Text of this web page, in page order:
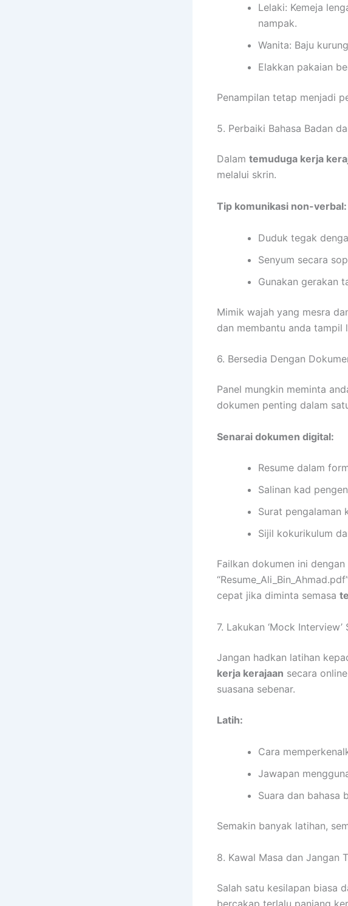
Lelaki: Kemeja
nampak.
Wanita: Baju
Elakkan pakaian
Penampilan tetap menjadi
5. Perbaiki Bahasa Badan
Dalam temuduga kerja
melalui skrin.
Tip komunikasi non-verbal:
Duduk tegak
Senyum secara
Gunakan gerakan
Mimik wajah yang mesra
dan membantu anda tampil
6. Bersedia Dengan
Panel mungkin meminta
dokumen penting dalam
Senarai dokumen digital:
Resume dalam
Salinan kad
Surat pengalaman
Sijil kokurikulum
Failkan dokumen ini
cepat jika diminta semasa
7. Lakukan ‘Mock Interview’
Jangan hadkan latihan
kerja kerajaan secara
suasana sebenar.
Latih:
Cara
Jawapan
Suara dan bahasa
Semakin banyak latihan,
8. Kawal Masa dan Jangan
Salah satu kesilapan biasa
bercakap terlalu panjang